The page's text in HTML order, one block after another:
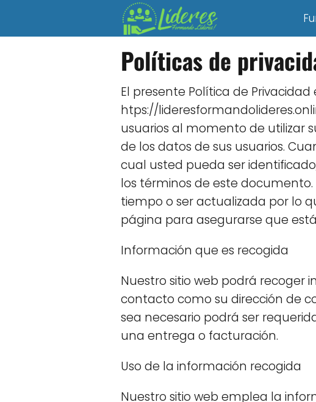
Políticas de
El presente Política de
htps://
usuarios al momento de utilizar
de los datos de sus usuarios.
cual usted pueda ser
los términos de este
tiempo o ser actualizada por lo
página para asegurarse que
Información que es recogida
Nuestro sitio web podrá recoger
contacto como su dirección de
sea necesario podrá ser
una entrega o facturación.
Uso de la información recogida
Nuestro sitio web emplea la